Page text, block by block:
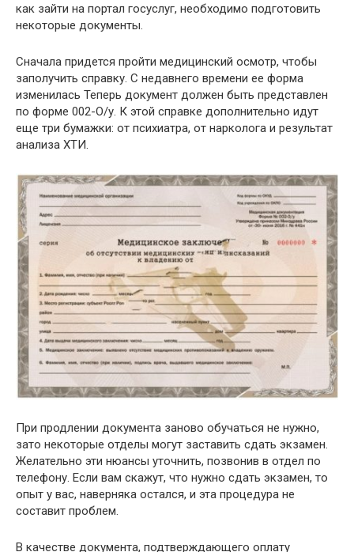
как зайти на портал госуслуг, необходимо подготовить
некоторые документы.
Сначала придется пройти медицинский осмотр, чтобы
заполучить справку. С недавнего времени ее форма
изменилась Теперь документ должен быть представлен
по форме 002-О/у. К этой справке дополнительно идут
еще три бумажки: от психиатра, от нарколога и результат
анализа ХТИ.
При продлении документа заново обучаться не нужно,
зато некоторые отделы могут заставить сдать экзамен.
Желательно эти нюансы уточнить, позвонив в отдел по
телефону. Если вам скажут, что нужно сдать экзамен, то
опыт у вас, наверняка остался, и эта процедура не
составит проблем.
В качестве документа, подтверждающего оплату